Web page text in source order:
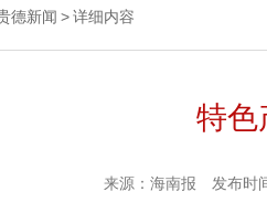
德新闻 >详细内容
特色
来源：海南报 发布时